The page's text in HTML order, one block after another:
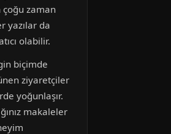
çoğu zaman
yazılar da
olabilir.
biçimde
ziyaretçiler
yoğunlaşır.
makaleler